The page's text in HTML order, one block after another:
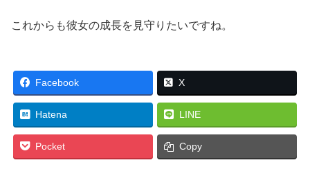
これからも彼女の成長を見守りたいですね。
Facebook X
Hatena LINE
Pocket Copy